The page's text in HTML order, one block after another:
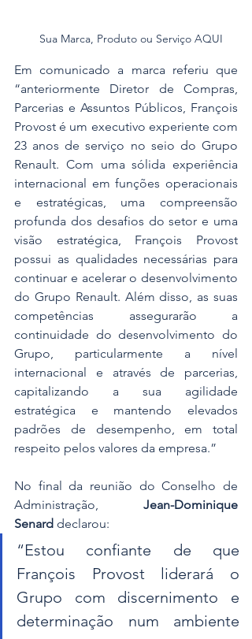
Sua Marca, Produto ou Serviço AQUI
Em comunicado a marca referiu que
“anteriormente Diretor de Compras,
Parcerias e Assuntos Públicos, François
Provost é um executivo experiente com
23 anos de serviço no seio do Grupo
Renault. Com uma sólida experiência
internacional em funções operacionais
e estratégicas, uma compreensão
profunda dos desafios do setor e uma
visão estratégica, François Provost
possui as qualidades necessárias para
continuar e acelerar o desenvolvimento
do Grupo Renault. Além disso, as suas
competências assegurarão a
continuidade do desenvolvimento do
Grupo, particularmente a nível
internacional e através de parcerias,
capitalizando a sua agilidade
estratégica e mantendo elevados
padrões de desempenho, em total
respeito pelos valores da empresa.”
No final da reunião do Conselho de
Administração, Jean-Dominique
Senard declarou:
“Estou confiante de que
François Provost liderará o
Grupo com discernimento e
determinação num ambiente